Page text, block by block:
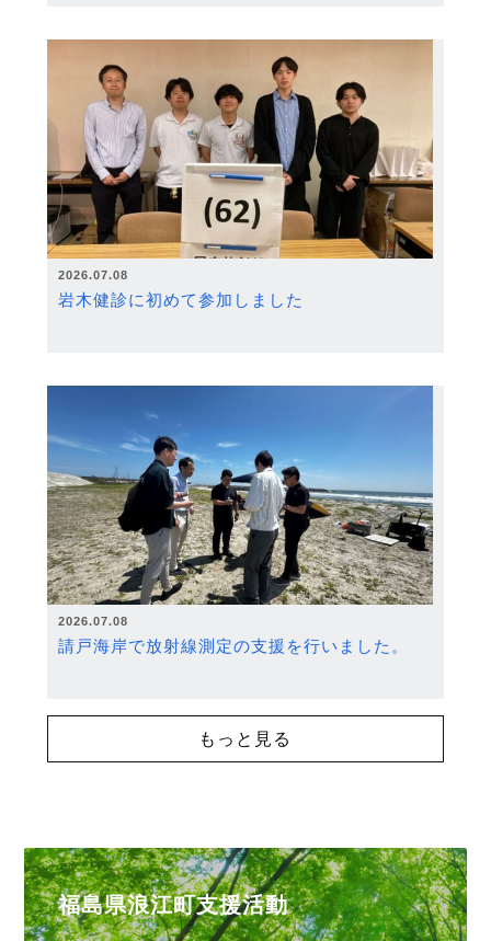
2026.07.08
岩木健診に初めて参加しました
2026.07.08
請戸海岸で放射線測定の支援を行いました。
もっと見る
福島県浪江町支援活動